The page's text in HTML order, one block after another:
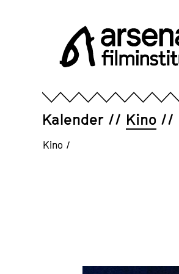
Filminstitut
Kalender Kino
Kino /